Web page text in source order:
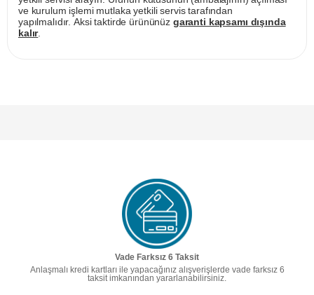
ve kurulum işlemi mutlaka yetkili servis tarafından
yapılmalıdır. Aksi taktirde ürününüz garanti kapsamı dışında
kalır.
Vade Farksız 6 Taksit
Anlaşmalı kredi kartları ile yapacağınız alışverişlerde vade farksız 6
taksit imkanından yararlanabilirsiniz.